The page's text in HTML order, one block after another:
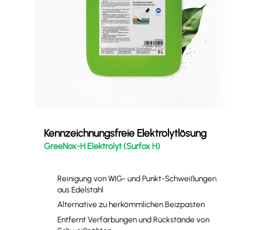
Kennzeichnungsfreie Elektrolytlösung
GreeNox-H Elektrolyt (Surfox H)
Reinigung von WIG- und Punkt-Schweißungen
aus Edelstahl
Alternative zu herkömmlichen Beizpasten
Entfernt Verfärbungen und Rückstände von